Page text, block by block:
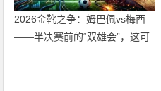
2026金靴之争：姆巴佩vs梅西
——半决赛前的“双雄会”，这可